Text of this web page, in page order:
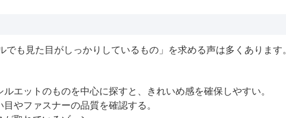
も見た目がしっかりしているもの」を求める声は多くあります。
エットのものを中心に探すと、きれいめ感を確保しやすい。
やファスナーの品質を確認する。